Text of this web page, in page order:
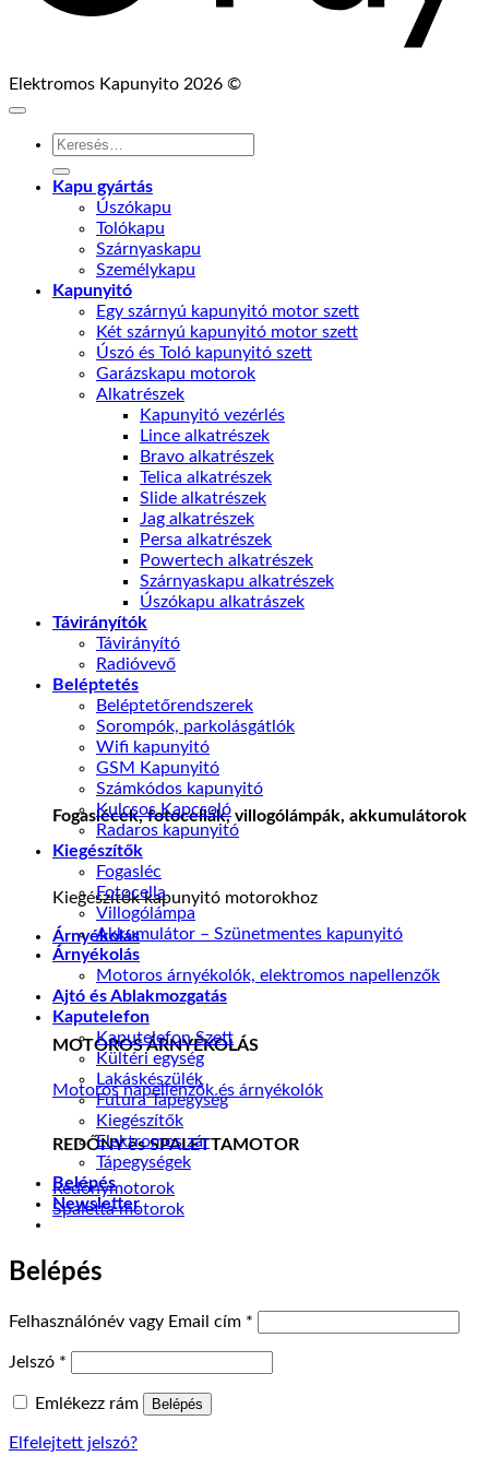
Fogaslécek, fotocellák, villogólámpák, akkumulátorok
Kiegészítók kapunyitó motorokhoz
Árnyékolás
MOTOROS ÁRNYÉKOLÁS
Motoros napellenzők és árnyékolók
REDŐNY és SPALETTAMOTOR
Redőnymotorok
Spaletta motorok
Elektromos Kapunyito 2026 ©
Keresés
következőre:
Kapu gyártás
Úszókapu
Tolókapu
Szárnyaskapu
Személykapu
Kapunyitó
Egy szárnyú kapunyitó motor szett
Két szárnyú kapunyitó motor szett
Úszó és Toló kapunyitó szett
Garázskapu motorok
Alkatrészek
Kapunyitó vezérlés
Lince alkatrészek
Bravo alkatrészek
Telica alkatrészek
Slide alkatrészek
Jag alkatrészek
Persa alkatrészek
Powertech alkatrészek
Szárnyaskapu alkatrészek
Úszókapu alkatrászek
Távirányítók
Távirányító
Radióvevő
Beléptetés
Beléptetőrendszerek
Sorompók, parkolásgátlók
Wifi kapunyitó
GSM Kapunyitó
Számkódos kapunyitó
Kulcsos Kapcsoló
Radaros kapunyitó
Kiegészítők
Fogasléc
Fotocella
Villogólámpa
Akkumulátor – Szünetmentes kapunyitó
Árnyékolás
Motoros árnyékolók, elektromos napellenzők
Ajtó és Ablakmozgatás
Kaputelefon
Kaputelefon Szett
Kültéri egység
Lakáskészülék
Futura Tápegység
Kiegészítők
Elektromos zár
Tápegységek
Belépés
Newsletter
Belépés
Felhasználónév vagy Email cím *
Jelszó *
Emlékezz rám Belépés
Elfelejtett jelszó?